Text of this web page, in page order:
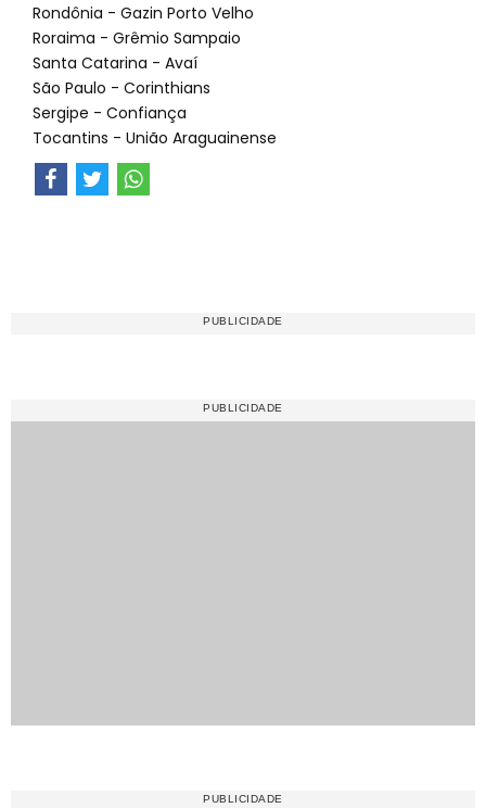
Rondônia - Gazin Porto Velho
Roraima - Grêmio Sampaio
Santa Catarina - Avaí
São Paulo - Corinthians
Sergipe - Confiança
Tocantins - União Araguainense